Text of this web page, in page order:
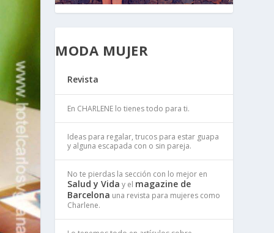
MODA MUJER
Revista
En CHARLENE lo tienes todo para ti.
Ideas para regalar, trucos para estar guapa
y alguna escapada con o sin pareja.
No te pierdas la sección con lo mejor en
Salud y Vida y el magazine de
Barcelona una revista para mujeres como
Charlene.